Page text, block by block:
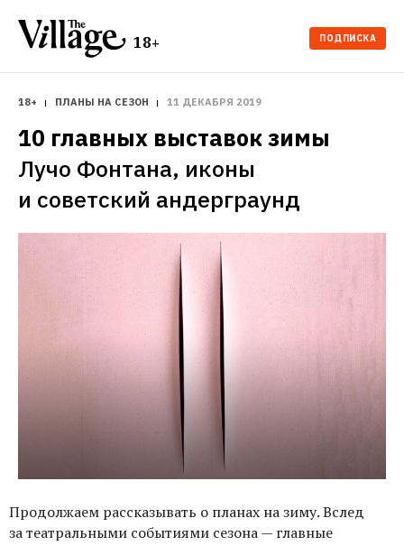
18+ ПОДПИСКА
18+ ПЛАНЫ НА СЕЗОН 11 ДЕКАБРЯ 2019
10 главных выставок зимы
Лучо Фонтана, иконы
и советский андерграунд
Продолжаем рассказывать о планах на зиму. Вслед
за театральными событиями сезона — главные